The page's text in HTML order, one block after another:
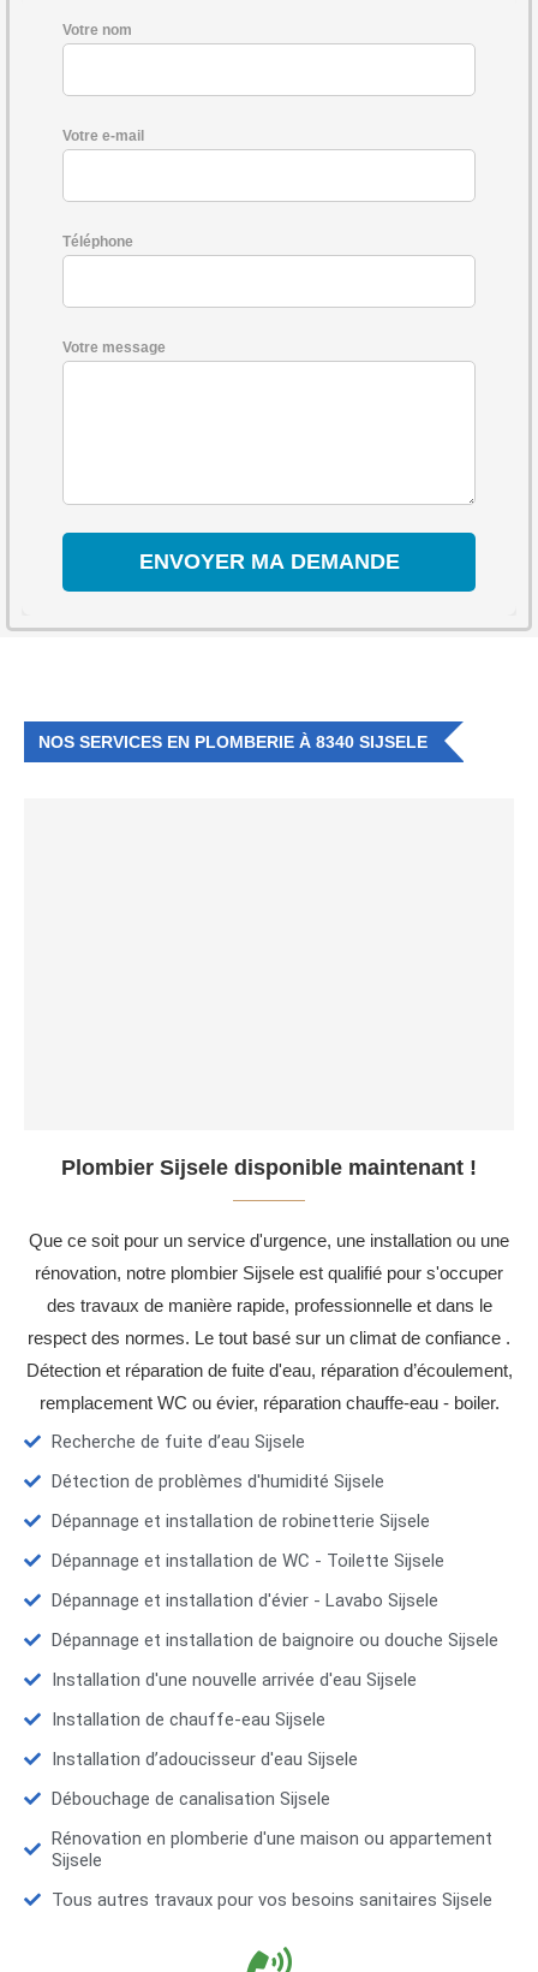
Votre nom
Votre e-mail
Téléphone
Votre message
NOS SERVICES EN PLOMBERIE À 8340 SIJSELE
Plombier Sijsele disponible maintenant !
Que ce soit pour un service d'urgence, une installation ou une
rénovation, notre plombier Sijsele est qualifié pour s'occuper
des travaux de manière rapide, professionnelle et dans le
respect des normes. Le tout basé sur un climat de confiance .
Détection et réparation de fuite d'eau, réparation d’écoulement,
remplacement WC ou évier, réparation chauffe-eau - boiler.
Recherche de fuite d’eau Sijsele
Détection de problèmes d'humidité Sijsele
Dépannage et installation de robinetterie Sijsele
Dépannage et installation de WC - Toilette Sijsele
Dépannage et installation d'évier - Lavabo Sijsele
Dépannage et installation de baignoire ou douche Sijsele
Installation d'une nouvelle arrivée d'eau Sijsele
Installation de chauffe-eau Sijsele
Installation d’adoucisseur d'eau Sijsele
Débouchage de canalisation Sijsele
Rénovation en plomberie d'une maison ou appartement
Sijsele
Tous autres travaux pour vos besoins sanitaires Sijsele